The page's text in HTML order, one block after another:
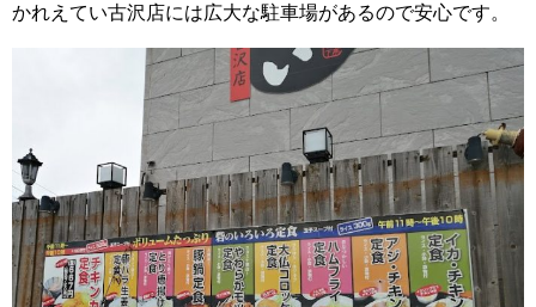
かれえてい古沢店には広大な駐車場があるので安心です。